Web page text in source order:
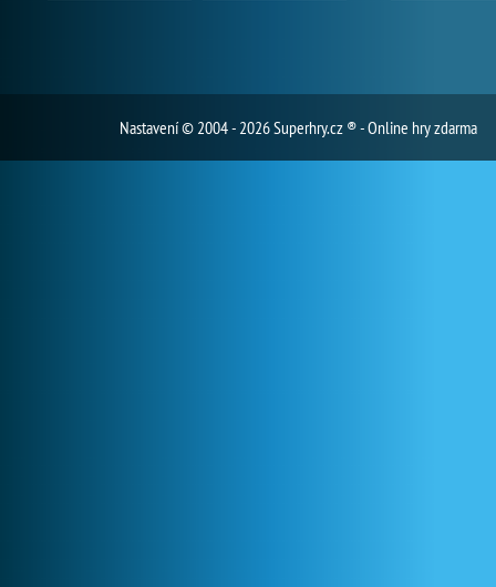
Nastavení© 2004 - 2026 Superhry.cz ® - Online hry zdarma